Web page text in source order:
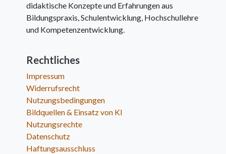
didaktische Konzepte und Erfahrungen aus
Bildungspraxis, Schulentwicklung, Hochschullehre
und Kompetenzentwicklung.
Rechtliches
Impressum
Widerrufsrecht
Nutzungsbedingungen
Bildquellen & Einsatz von KI
Nutzungsrechte
Datenschutz
Haftungsausschluss